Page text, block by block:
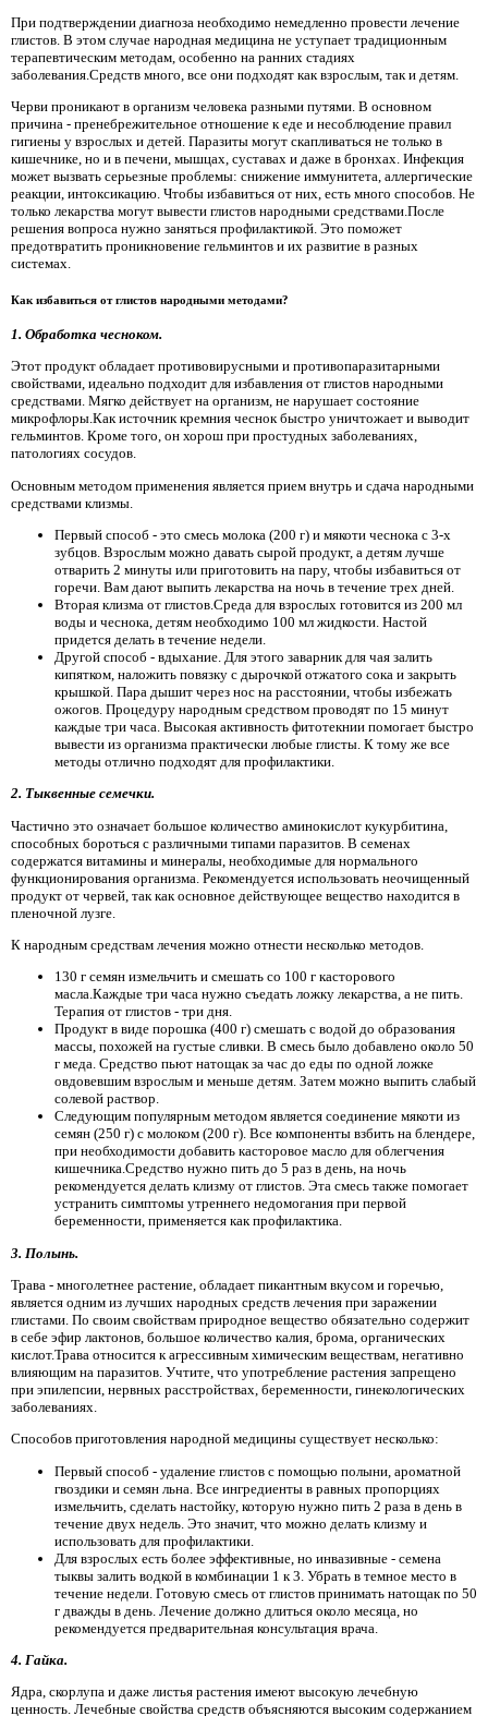
При подтверждении диагноза необходимо немедленно провести лечение
глистов. В этом случае народная медицина не уступает традиционным
терапевтическим методам, особенно на ранних стадиях
заболевания.Средств много, все они подходят как взрослым, так и детям.
Черви проникают в организм человека разными путями. В основном
причина - пренебрежительное отношение к еде и несоблюдение правил
гигиены у взрослых и детей. Паразиты могут скапливаться не только в
кишечнике, но и в печени, мышцах, суставах и даже в бронхах. Инфекция
может вызвать серьезные проблемы: снижение иммунитета, аллергические
реакции, интоксикацию. Чтобы избавиться от них, есть много способов. Не
только лекарства могут вывести глистов народными средствами.После
решения вопроса нужно заняться профилактикой. Это поможет
предотвратить проникновение гельминтов и их развитие в разных
системах.
Как избавиться от глистов народными методами?
1. Обработка чесноком.
Этот продукт обладает противовирусными и противопаразитарными
свойствами, идеально подходит для избавления от глистов народными
средствами. Мягко действует на организм, не нарушает состояние
микрофлоры.Как источник кремния чеснок быстро уничтожает и выводит
гельминтов. Кроме того, он хорош при простудных заболеваниях,
патологиях сосудов.
Основным методом применения является прием внутрь и сдача народными
средствами клизмы.
Первый способ - это смесь молока (200 г) и мякоти чеснока с 3-х
зубцов. Взрослым можно давать сырой продукт, а детям лучше
отварить 2 минуты или приготовить на пару, чтобы избавиться от
горечи. Вам дают выпить лекарства на ночь в течение трех дней.
Вторая клизма от глистов.Среда для взрослых готовится из 200 мл
воды и чеснока, детям необходимо 100 мл жидкости. Настой
придется делать в течение недели.
Другой способ - вдыхание. Для этого заварник для чая залить
кипятком, наложить повязку с дырочкой отжатого сока и закрыть
крышкой. Пара дышит через нос на расстоянии, чтобы избежать
ожогов. Процедуру народным средством проводят по 15 минут
каждые три часа. Высокая активность фитотекнии помогает быстро
вывести из организма практически любые глисты. К тому же все
методы отлично подходят для профилактики.
2. Тыквенные семечки.
Частично это означает большое количество аминокислот кукурбитина,
способных бороться с различными типами паразитов. В семенах
содержатся витамины и минералы, необходимые для нормального
функционирования организма. Рекомендуется использовать неочищенный
продукт от червей, так как основное действующее вещество находится в
пленочной лузге.
К народным средствам лечения можно отнести несколько методов.
130 г семян измельчить и смешать со 100 г касторового
масла.Каждые три часа нужно съедать ложку лекарства, а не пить.
Терапия от глистов - три дня.
Продукт в виде порошка (400 г) смешать с водой до образования
массы, похожей на густые сливки. В смесь было добавлено около 50
г меда. Средство пьют натощак за час до еды по одной ложке
овдовевшим взрослым и меньше детям. Затем можно выпить слабый
солевой раствор.
Следующим популярным методом является соединение мякоти из
семян (250 г) с молоком (200 г). Все компоненты взбить на блендере,
при необходимости добавить касторовое масло для облегчения
кишечника.Средство нужно пить до 5 раз в день, на ночь
рекомендуется делать клизму от глистов. Эта смесь также помогает
устранить симптомы утреннего недомогания при первой
беременности, применяется как профилактика.
3. Полынь.
Трава - многолетнее растение, обладает пикантным вкусом и горечью,
является одним из лучших народных средств лечения при заражении
глистами. По своим свойствам природное вещество обязательно содержит
в себе эфир лактонов, большое количество калия, брома, органических
кислот.Трава относится к агрессивным химическим веществам, негативно
влияющим на паразитов. Учтите, что употребление растения запрещено
при эпилепсии, нервных расстройствах, беременности, гинекологических
заболеваниях.
Способов приготовления народной медицины существует несколько:
Первый способ - удаление глистов с помощью полыни, ароматной
гвоздики и семян льна. Все ингредиенты в равных пропорциях
измельчить, сделать настойку, которую нужно пить 2 раза в день в
течение двух недель. Это значит, что можно делать клизму и
использовать для профилактики.
Для взрослых есть более эффективные, но инвазивные - семена
тыквы залить водкой в ​​комбинации 1 к 3. Убрать в темное место в
течение недели. Готовую смесь от глистов принимать натощак по 50
г дважды в день. Лечение должно длиться около месяца, но
рекомендуется предварительная консультация врача.
4. Гайка.
Ядра, скорлупа и даже листья растения имеют высокую лечебную
ценность. Лечебные свойства средств объясняются высоким содержанием